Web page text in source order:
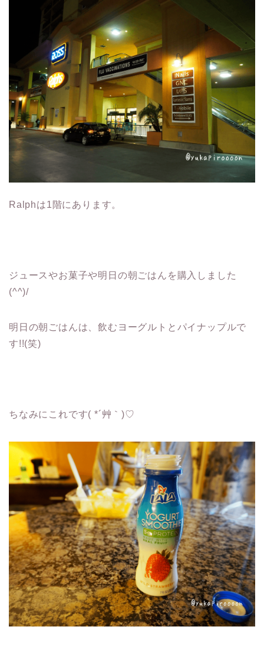
Ralphは1階にあります。
ジュースやお菓子や明日の朝ごはんを購入しました
(^^)/
明日の朝ごはんは、飲むヨーグルトとパイナップルで
す!!(笑)
ちなみにこれです( *´艸｀)♡